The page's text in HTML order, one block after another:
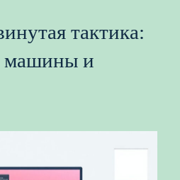
тактика:
машины и